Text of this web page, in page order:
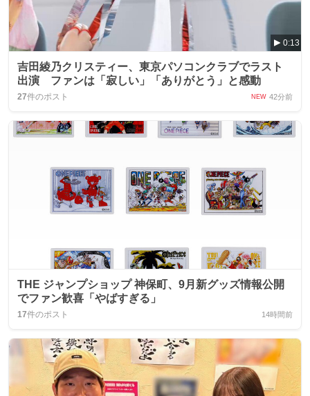
0:13
吉田綾乃クリスティー、東京パソコンクラブでラスト
出演 ファンは「寂しい」「ありがとう」と感動
27件のポスト NEW 42分前
THE ジャンプショップ 神保町、9月新グッズ情報公開
でファン歓喜「やばすぎる」
17件のポスト 14時間前